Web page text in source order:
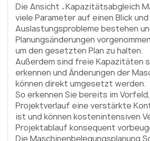
Die Ansicht „Kapazitätsabgleich
viele Parameter auf einen Blick
Auslastungsprobleme bestehen
Planungsänderungen
um den gesetzten Plan zu halten.
Außerdem sind freie Kapazitäten
erkennen und Änderungen der
können direkt umgesetzt werden.
So erkennen Sie bereits im
Projektverlauf eine verstärkte
ist und können kostenintensiven
Projektablauf konsequent
Die Maschinenbelegungsplanung